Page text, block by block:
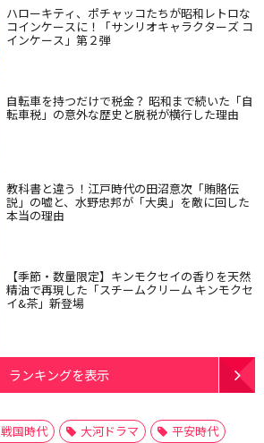
ハローキティ、ポチャッコたちが昭和レトロな
コインケースに！「サンリオキャラクターズ コ
インケース」第２弾
自転車を持つだけで税金？ 昭和まで続いた「自
転車税」の意外な歴史と脱税が横行した理由
教科書と違う！江戸時代の田沼意次「賄賂伝
説」の嘘と、水野忠邦が「大奥」を敵に回した
本当の理由
【季節・数量限定】キンモクセイの香りを天然
精油で再現した「スチームクリーム キンモクセ
イ&茶」新登場
ランキングを表示
戦国時代 大河ドラマ
平安時代